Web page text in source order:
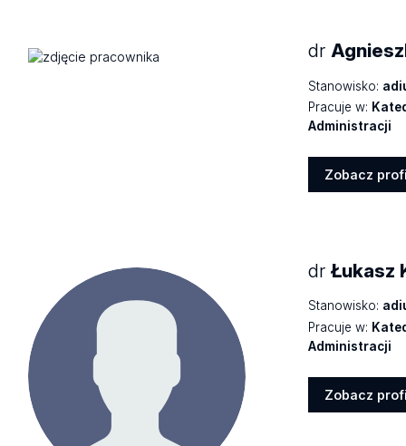
dr
Stanowisko:
Pracuje w:
Administracji
Zobacz
dr Łukasz
Stanowisko:
Pracuje w:
Administracji
Zobacz